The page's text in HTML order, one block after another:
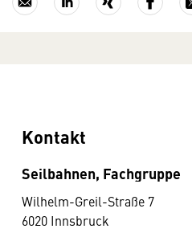
Kontakt
Seilbahnen, Fachgruppe
Wilhelm-Greil-Straße 7
6020 Innsbruck